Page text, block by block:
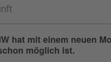
hat mit einem neuen
möglich ist.